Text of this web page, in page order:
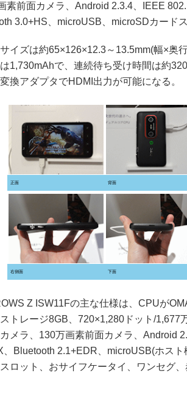
素前面カメラ、Android 2.3.4、IEEE
3.0+HS、microUSB、microSDカード
イズは約65×126×12.3～13.5mm(幅×奥
1,730mAhで、連続待ち受け時間は約
換アダプタでHDMI出力が可能になる。
正面 背面
右側面 下面
Z ISW11Fの主な仕様は、CPUが
トレージ8GB、720×1,280ドット/1,677
メラ、130万画素前面カメラ、Android
、Bluetooth 2.1+EDR、microUSB(ホス
ロット、おサイフケータイ、ワンセグ